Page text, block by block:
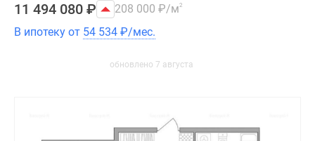
11 494 080 ₽ 208 000 ₽/м2
В ипотеку от 54 534 ₽/мес.
обновлено 7 августа